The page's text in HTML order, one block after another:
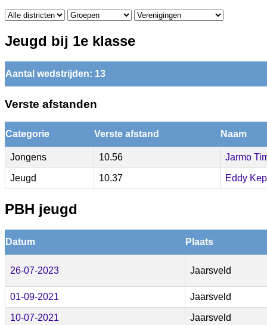
Jeugd bij 1e klasse
Aantal wedstrijden: 13
Verste afstanden
Categorie Verste afstand Naam
Jongens 10.56 Jarmo
Jeugd 10.37 Eddy
PBH jeugd
Datum Plaats
26-07-2023 Jaarsveld
01-09-2021 Jaarsveld
10-07-2021 Jaarsveld